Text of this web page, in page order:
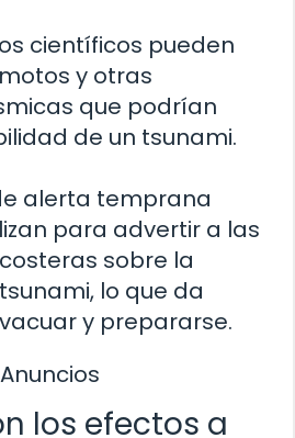
científicos pueden
y otras
que podrían
de un tsunami.
alerta temprana
para advertir a las
sobre la
lo que da
y prepararse.
Anuncios
los efectos a